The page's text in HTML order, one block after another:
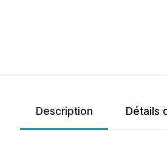
Description Détails